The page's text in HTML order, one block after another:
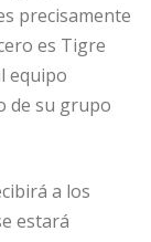
precisamente
es Tigre
equipo
de su grupo
a los
estará